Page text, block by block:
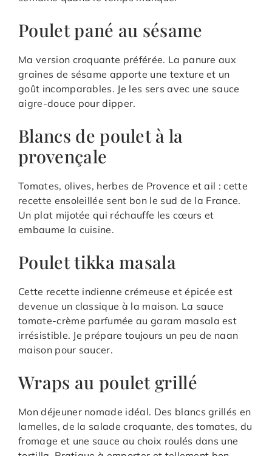
Poulet pané au sésame
Ma version croquante préférée. La panure aux
graines de sésame apporte une texture et un
goût incomparables. Je les sers avec une sauce
aigre-douce pour dipper.
Blancs de poulet à la
provençale
Tomates, olives, herbes de Provence et ail : cette
recette ensoleillée sent bon le sud de la France.
Un plat mijotée qui réchauffe les cœurs et
embaume la cuisine.
Poulet tikka masala
Cette recette indienne crémeuse et épicée est
devenue un classique à la maison. La sauce
tomate-crème parfumée au garam masala est
irrésistible. Je prépare toujours un peu de naan
maison pour saucer.
Wraps au poulet grillé
Mon déjeuner nomade idéal. Des blancs grillés en
lamelles, de la salade croquante, des tomates, du
fromage et une sauce au choix roulés dans une